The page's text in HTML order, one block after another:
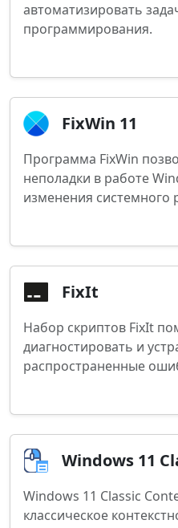
автоматизировать
программирования.
FixWin 11
Программа FixWin
неполадки в работе
изменения системного
FixIt
Набор скриптов FixIt
диагностировать и
распространенные
Windows 11
Windows 11 Classic
классическое